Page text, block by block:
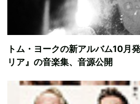
トム・ヨークの新アルバム10
リア』の音楽集、音源公開